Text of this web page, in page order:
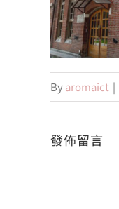
Byaromaict |
發佈留言